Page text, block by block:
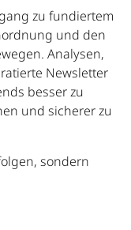
zu fundiertem
und den
Analysen,
Newsletter
besser zu
und sicherer zu
sondern